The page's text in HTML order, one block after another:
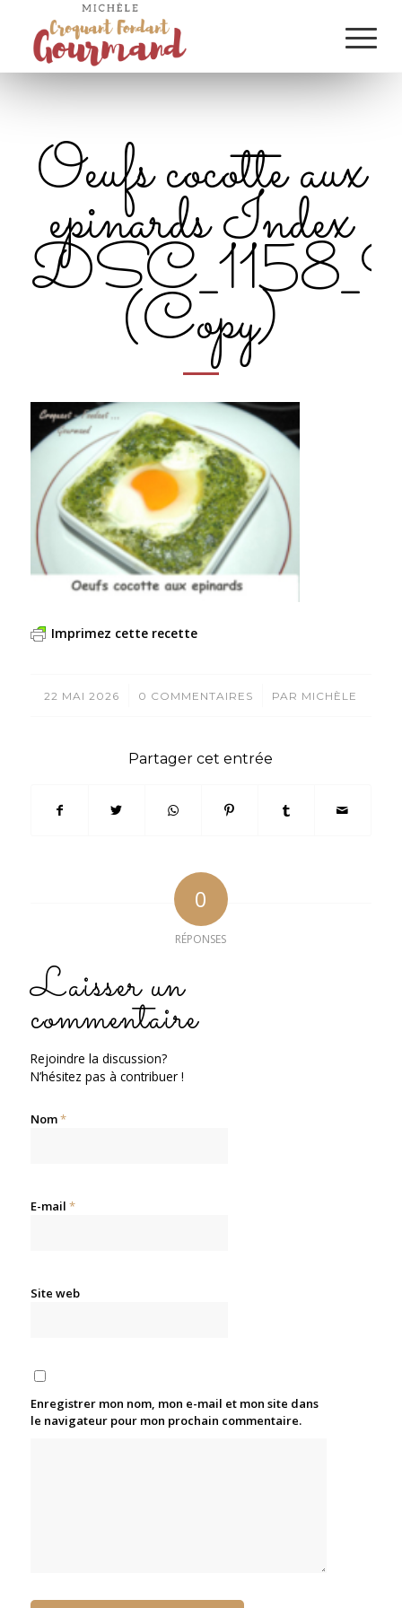
Oeufs cocotte aux
epinards Index
(Copy)
Imprimez cette recette
22 MAI 2026
/ 0 COMMENTAIRES
/ PAR MICHÈLE
Partager cet entrée
0
RÉPONSES
Laisser un
commentaire
Rejoindre la discussion?
N’hésitez pas à contribuer !
Nom*
E-mail *
Site web
Enregistrer mon nom, mon e-mail et mon site dans
le navigateur pour mon prochain commentaire.